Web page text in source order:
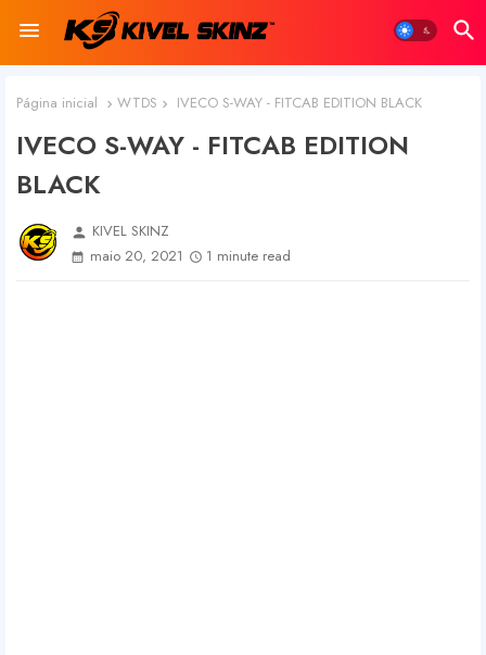
Página inicial WTDS IVECO S-WAY - FITCAB EDITION BLACK
IVECO S-WAY - FITCAB EDITION
BLACK
person KIVEL SKINZ
maio 20, 2021
1 minute read